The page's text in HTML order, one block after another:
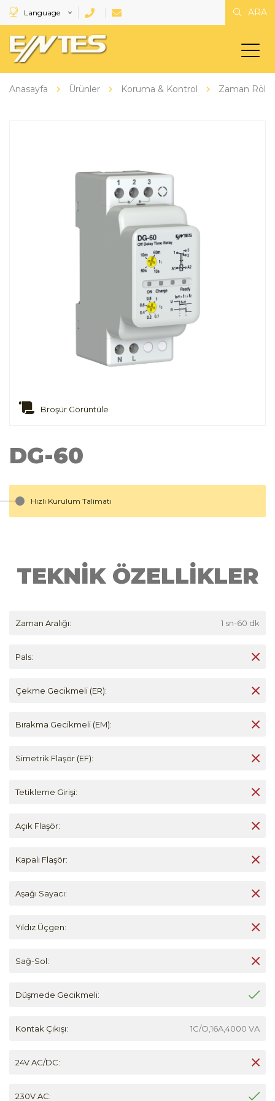
Language ARA
Anasayfa Ürünler Koruma & Kontrol Zaman
Broşür Görüntüle
DG-60
Hızlı Kurulum Talimatı
TEKNİK ÖZELLİKLER
Zaman Aralığı: 1 sn-60 dk
Pals:
Çekme Gecikmeli (ER):
Bırakma Gecikmeli (EM):
Simetrik Flaşör (EF):
Tetikleme Girişi:
Açık Flaşör:
Kapalı Flaşör:
Aşağı Sayacı:
Yıldız Üçgen:
Sağ-Sol:
Düşmede Gecikmeli:
Kontak Çıkışı: 1C/O,16A,4000 VA
24V AC/DC:
230V AC: